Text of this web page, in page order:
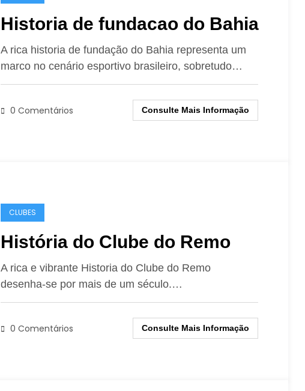
Historia de fundacao do Bahia
A rica historia de fundação do Bahia representa um
marco no cenário esportivo brasileiro, sobretudo…
0 Comentários Consulte Mais Informação
CLUBES
História do Clube do Remo
A rica e vibrante Historia do Clube do Remo
desenha-se por mais de um século.…
0 Comentários Consulte Mais Informação